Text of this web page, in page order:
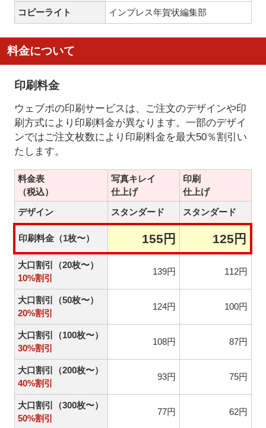
コピーライト インプレス年賀状編集部
料金について
印刷料金
ウェブポの印刷サービスは、ご注文のデザインや印
刷方式により印刷料金が異なります。一部のデザイ
ンではご注文枚数により印刷料金を最大50％割引い
たします。
料金表
（税込）
写真キレイ
仕上げ
印刷
仕上げ
デザイン
スタンダード スタンダード
印刷料金（1枚〜） 155円 125円
大口割引（20枚〜）
10%割引
139円 112円
大口割引（50枚〜）
20%割引
124円 100円
大口割引（100枚〜）
30%割引
108円 87円
大口割引（200枚〜）
40%割引
93円 75円
大口割引（300枚〜）
50%割引
77円 62円